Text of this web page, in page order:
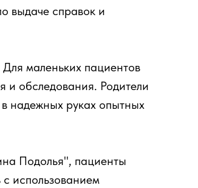
выдаче справок и
маленьких пациентов
и обследования. Родители
надежных руках опытных
Подолья", пациенты
использованием